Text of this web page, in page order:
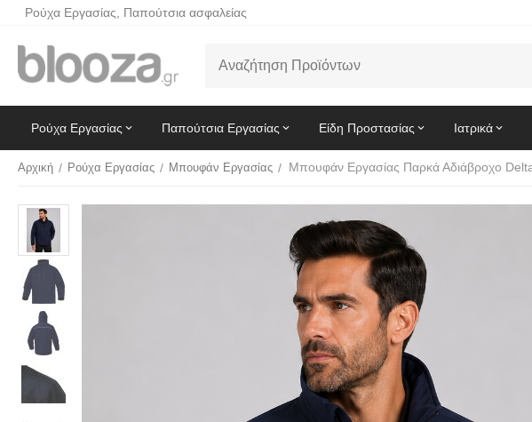
Ρούχα Εργασίας, Παπούτσια ασφαλείας
Ρούχα Εργασίας Παπούτσια Εργασίας Είδη Προστασίας Ιατρικά
Αρχική / Ρούχα Εργασίας / Μπουφάν Εργασίας /